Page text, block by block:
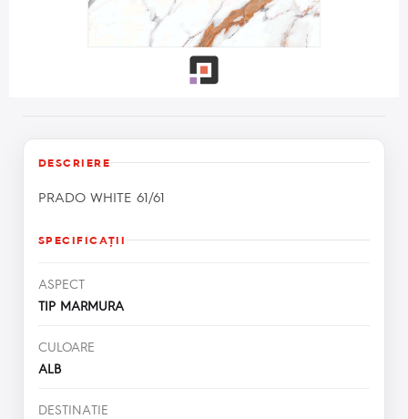
DESCRIERE
PRADO WHITE 61/61
SPECIFICAŢII
ASPECT
TIP MARMURA
CULOARE
ALB
DESTINATIE